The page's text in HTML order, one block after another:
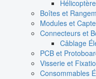
Boîtes et
Modules et
Connecteurs et
Câblage
PCB et
Visserie et
Consommables